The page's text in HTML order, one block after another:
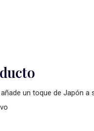
un toque de Japón a